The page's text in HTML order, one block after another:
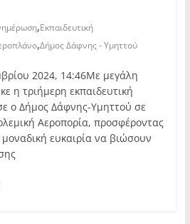
,Εκπαιδευτική
,Δήμος Δάφνης - Υμηττού
2024, 14:46Με μεγάλη
η τριήμερη εκπαιδευτική
ο Δήμος Δάφνης-Υμηττού σε
Αεροπορία, προσφέροντας
ευκαιρία να βιώσουν